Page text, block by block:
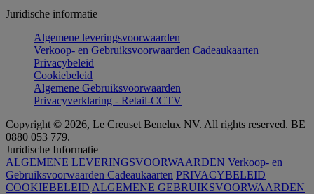
Juridische informatie
Algemene leveringsvoorwaarden
Verkoop- en Gebruiksvoorwaarden Cadeaukaarten
Privacybeleid
Cookiebeleid
Algemene Gebruiksvoorwaarden
Privacyverklaring - Retail-CCTV
Copyright © 2026, Le Creuset Benelux NV. All rights reserved. BE
0880 053 779.
Juridische Informatie
ALGEMENE LEVERINGSVOORWAARDEN Verkoop- en
Gebruiksvoorwaarden Cadeaukaarten PRIVACYBELEID
COOKIEBELEID ALGEMENE GEBRUIKSVOORWAARDEN